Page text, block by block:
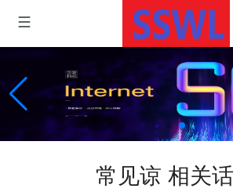
常见谅 相关